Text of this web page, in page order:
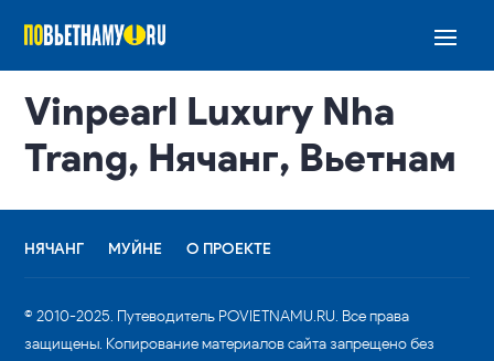
Vinpearl Luxury Nha
Trang, Нячанг, Вьетнам
НЯЧАНГ МУЙНЕ О ПРОЕКТЕ
© 2010-2025. Путеводитель POVIETNAMU.RU. Все права
защищены. Копирование материалов сайта запрещено без